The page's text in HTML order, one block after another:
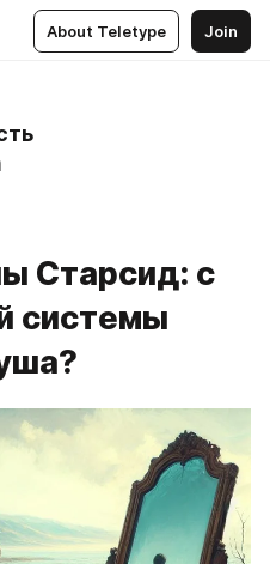
About Teletype Join
Старсид: с
системы